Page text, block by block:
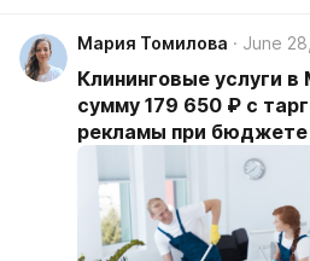
Мария Томилова June
Клининговые услуги в
сумму 179 650 ₽ с
рекламы при бюджете